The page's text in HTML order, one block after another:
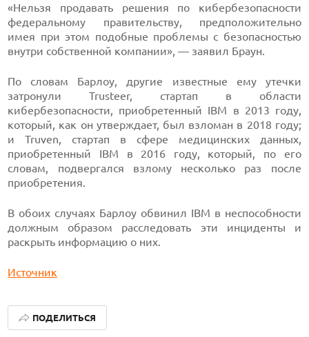
«Нельзя продавать решения по кибербезопасности
федеральному правительству, предположительно
имея при этом подобные проблемы с безопасностью
внутри собственной компании», — заявил Браун.
По словам Барлоу, другие известные ему утечки
затронули Trusteer, стартап в области
кибербезопасности, приобретенный IBM в 2013 году,
который, как он утверждает, был взломан в 2018 году;
и Truven, стартап в сфере медицинских данных,
приобретенный IBM в 2016 году, который, по его
словам, подвергался взлому несколько раз после
приобретения.
В обоих случаях Барлоу обвинил IBM в неспособности
должным образом расследовать эти инциденты и
раскрыть информацию о них.
Источник
ПОДЕЛИТЬСЯ